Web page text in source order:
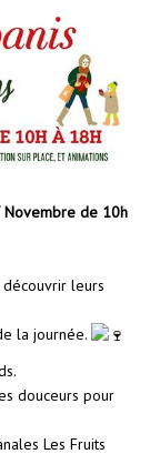
Novembre de 10h
leurs
la journée.
douceurs pour
Les Fruits